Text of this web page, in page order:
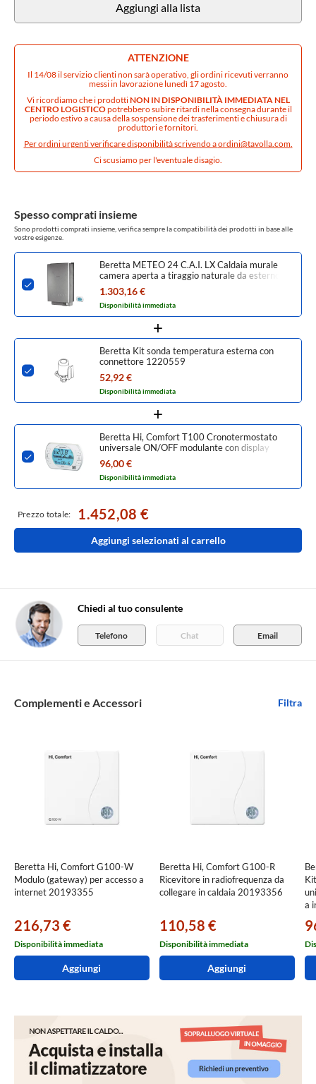
Aggiungi alla lista
ATTENZIONE
Il 14/08 il servizio clienti non sarà operativo, gli ordini ricevuti verranno
messi in lavorazione lunedì 17 agosto.
Vi ricordiamo che i prodottiNON IN DISPONIBILITÀ IMMEDIATA NEL
CENTRO LOGISTICOpotrebbero subire ritardi nella consegna durante il
periodo estivo a causa della sospensione dei trasferimenti e chiusura di
produttori e fornitori.
Per ordini urgenti verificare disponibilità scrivendo aordini@tavolla.com.
Ci scusiamo per l'eventuale disagio.
Complementi e Accessori Filtra
Beretta Hi, Comfort G100-W
Modulo (gateway) per accesso a
internet 20193355
216,73 €
Disponibilità immediata
Aggiungi
Beretta Hi, Comfort G100-R
Ricevitore in radiofrequenza da
collegare in caldaia 20193356
110,58 €
Disponibilità immediata
Aggiungi
a
Spesso comprati insieme
Sono prodotti comprati insieme, verifica sempre la compatibilità dei prodotti in base alle
vostre esigenze.
Beretta METEO 24 C.A.I. LX Caldaia murale
camera aperta a tiraggio naturale da esterno,
per riscaldamento e produzione istantanea di
acqua calda sanitaria 20152461
1.303,16 €
Disponibilità immediata
Beretta Kit sonda temperatura esterna con
connettore 1220559
52,92 €
Disponibilità immediata
Beretta Hi, Comfort T100 Cronotermostato
universale ON/OFF modulante con display
retroilluminato 20193352
96,00 €
Disponibilità immediata
Prezzo totale: 1.452,08 €
Aggiungi selezionati al carrello
Chiedi al tuo consulente
Telefono Chat Email